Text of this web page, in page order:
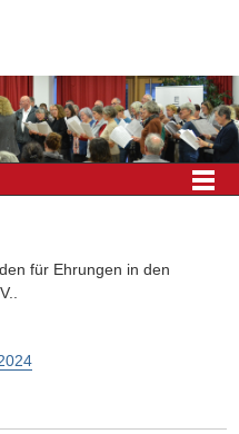
für Ehrungen in den